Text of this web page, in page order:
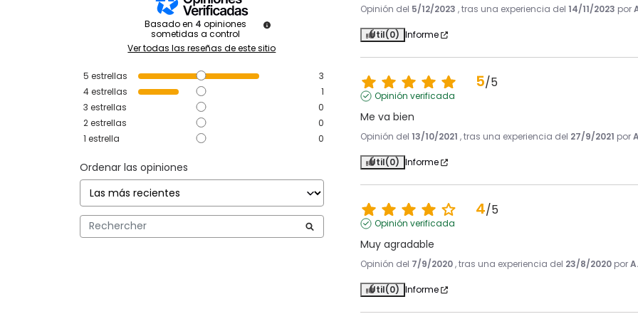
Basado en 4 opiniones
sometidas a control
Ver todas las reseñas de este sitio
5 estrellas
3
4estrellas
1
3 estrellas
0
2estrellas
0
1 estrella 0
Ordenar las opiniones
Opinión del 5/12/2023 , tras una experiencia del 14/11/2023 por
Útil(0) Informe
5/5
Opinión verificada
Me va bien
Opinión del 13/10/2021 , tras una experiencia del 27/9/2021 por
Útil(0) Informe
4/5
Opinión verificada
Muy agradable
Opinión del 7/9/2020, tras una experiencia del 23/8/2020 por
Útil(0) Informe